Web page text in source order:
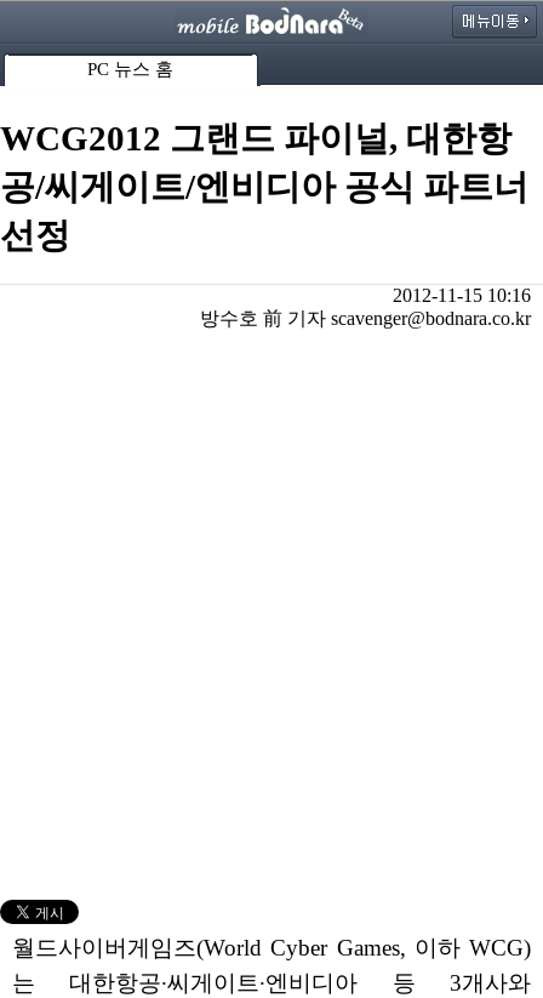
PC 뉴스 홈
WCG2012 그랜드 파이널, 대한항
공/씨게이트/엔비디아 공식 파트너
선정
2012-11-15 10:16
방수호 前 기자 scavenger@bodnara.co.kr
월드사이버게임즈(World Cyber Games, 이하 WCG)
는 대한항공∙씨게이트∙엔비디아 등 3개사와